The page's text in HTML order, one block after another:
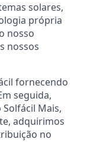
solares,
própria
nosso
nossos
fornecendo
seguida,
Mais,
adquirimos
no